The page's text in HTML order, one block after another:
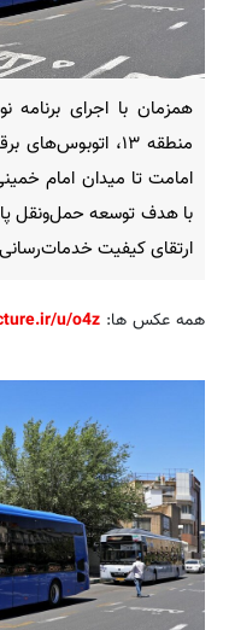
همزمان با اجرای
امامت تا میدان امام
با هدف توسعه حمل‌ونقل
ارتقای کیفیت
همه عکس ها: u/o4z